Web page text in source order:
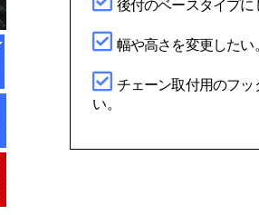
後付のベースタイプに
幅や高さを変更したい
チェーン取付用のフッ
い。